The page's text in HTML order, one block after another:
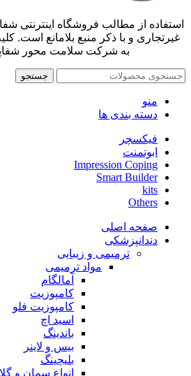
استفاده از مطالب فروشگاه اینترنتی
غیرتجاری و با ذکر منبع بلامانع است.
به شرکت سلامت محور
جستجو
منو
دسته بندی ها
فیکسچر
ابوتمنت
Impression Coping
Smart Builder
kits
Others
صفحه اصلی
دندانپزشکی
ترمیمی و زیبایی
مواد ترمیمی
آمالگام
کامپوزیت
کامپوزیت فلو
اسید اچ
باندینگ
بیس و لاینر
بلیچینگ
انواع سمان و